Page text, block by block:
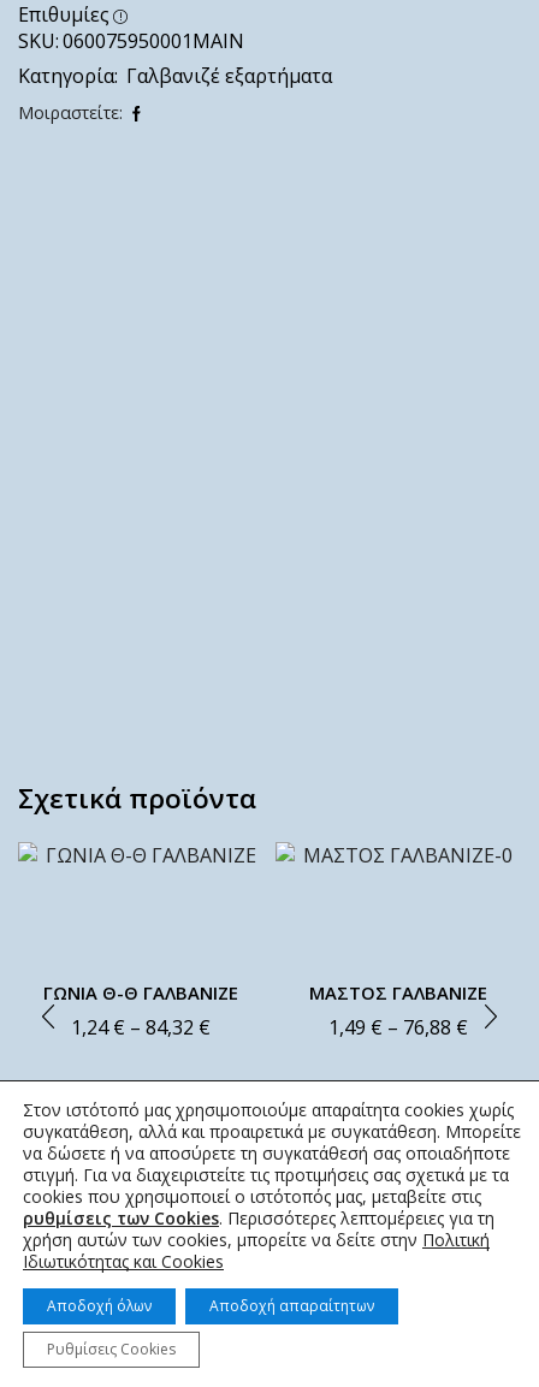
Επιθυμίες
SKU:060075950001ΜΑΙΝ
Κατηγορία: Γαλβανιζέ εξαρτήματα
Μοιραστείτε:
Σχετικά προϊόντα
ΓΩΝΙΑ Θ-Θ ΓΑΛΒΑΝΙΖΕ
1,24€ – 84,32 €
ΜΑΣΤΟΣ ΓΑΛΒΑΝΙΖΕ
1,49 € – 76,88 €
© 2022 topotistiraki.gr | Powered by idcs
Στον ιστότοπό μας χρησιμοποιούμε απαραίτητα cookies χωρίς
συγκατάθεση, αλλά και προαιρετικά με συγκατάθεση. Μπορείτε
να δώσετε ή να αποσύρετε τη συγκατάθεσή σας οποιαδήποτε
στιγμή. Για να διαχειριστείτε τις προτιμήσεις σας σχετικά με τα
cookies που χρησιμοποιεί ο ιστότοπός μας, μεταβείτε στις
ρυθμίσεις των Cookies. Περισσότερες λεπτομέρειες για τη
χρήση αυτών των cookies, μπορείτε να δείτε στην Πολιτική
Ιδιωτικότητας και Cookies
Αποδοχή όλων Αποδοχή απαραίτητων
Ρυθμίσεις Cookies